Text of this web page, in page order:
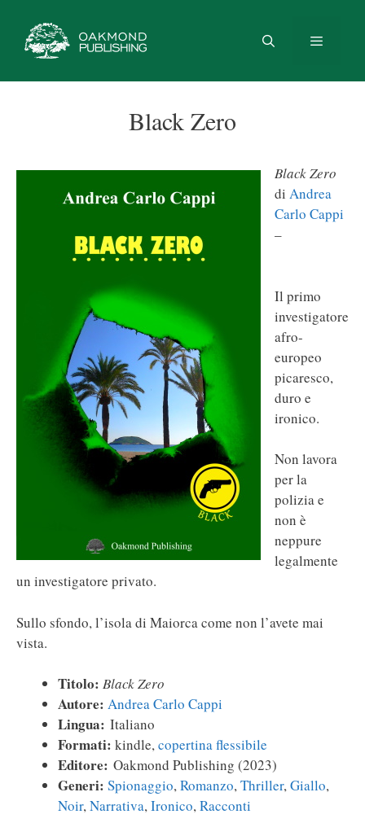
contenuto
Black Zero
Black Zero
di Andrea
Carlo Cappi
–
Il primo
investigatore
afro-
europeo
picaresco,
duro e
ironico.
Non lavora
per la
polizia e
non è
neppure
legalmente
un investigatore privato.
Sullo sfondo, l’isola di Maiorca come non l’avete mai
vista.
Titolo: Black Zero
Autore: Andrea Carlo Cappi
Lingua: Italiano
Formati: kindle,copertina flessibile
Editore: Oakmond Publishing (2023)
Generi: Spionaggio,Romanzo,Thriller,Giallo,
Noir,Narrativa,Ironico,Racconti